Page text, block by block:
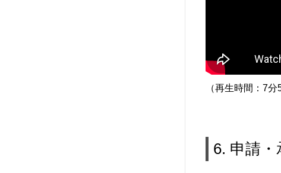
（再生時間：7分
6. 申請・